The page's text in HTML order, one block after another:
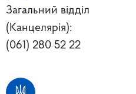
Загальний відділ
(Канцелярія):
(061) 280 52 22